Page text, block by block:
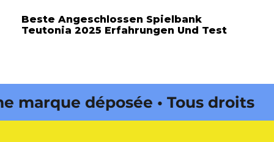
Beste Angeschlossen Spielbank
Teutonia 2025 Erfahrungen Und Test
déposée • Tous droits